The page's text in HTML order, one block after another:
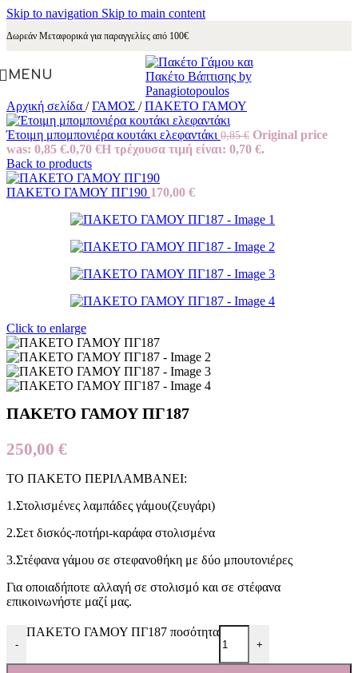
Skip to navigation Skip to main content
Δωρεάν Μεταφορικά για παραγγελίες από 100€
MENU
Αρχική σελίδα / ΓΑΜΟΣ / ΠΑΚΕΤΟ ΓΑΜΟΥ
Έτοιμη μπομπονιέρα κουτάκι ελεφαντάκι 0,85€ Original price
was: 0,85 €.0,70 €Η τρέχουσα τιμή είναι: 0,70 €.
Back to products
ΠΑΚΕΤΟ ΓΑΜΟΥ ΠΓ190 170,00 €
Click to enlarge
ΠΑΚΕΤΟ ΓΑΜΟΥ ΠΓ187
250,00 €
ΤΟ ΠΑΚΕΤΟ ΠΕΡΙΛΑΜΒΑΝΕΙ:
1.Στολισμένες λαμπάδες γάμου(ζευγάρι)
2.Σετ δισκός-ποτήρι-καράφα στολισμένα
3.Στέφανα γάμου σε στεφανοθήκη με δύο μπουτονιέρες
Για οποιαδήποτε αλλαγή σε στολισμό και σε στέφανα
επικοινωνήστε μαζί μας.
-
ΠΑΚΕΤΟ ΓΑΜΟΥ ΠΓ187 ποσότητα
+